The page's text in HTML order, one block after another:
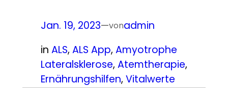
Jan. 19, 2023—vonadmin
in ALS, ALS App, Amyotrophe
Lateralsklerose, Atemtherapie
Ernährungshilfen, Vitalwerte